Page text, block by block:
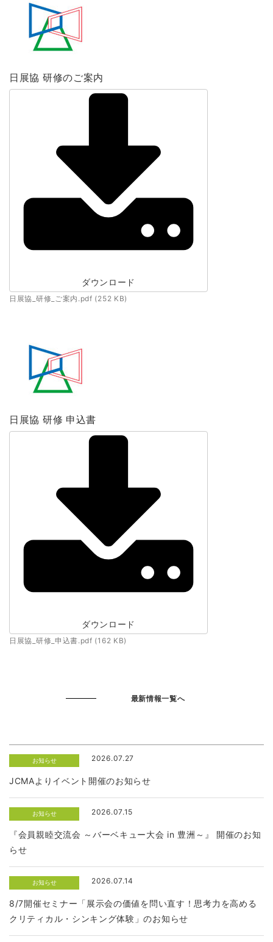
日展協 研修のご案内
ダウンロード
日展協_研修_ご案内.pdf (252 KB)
日展協 研修 申込書
ダウンロード
日展協_研修_申込書.pdf (162 KB)
最新情報一覧へ
お知らせ 2026.07.27
JCMAよりイベント開催のお知らせ
お知らせ 2026.07.15
『会員親睦交流会 ～バーベキュー大会 in 豊洲～』 開催のお知
らせ
お知らせ 2026.07.14
8/7開催セミナー「展示会の価値を問い直す！思考力を高める
クリティカル・シンキング体験」のお知らせ